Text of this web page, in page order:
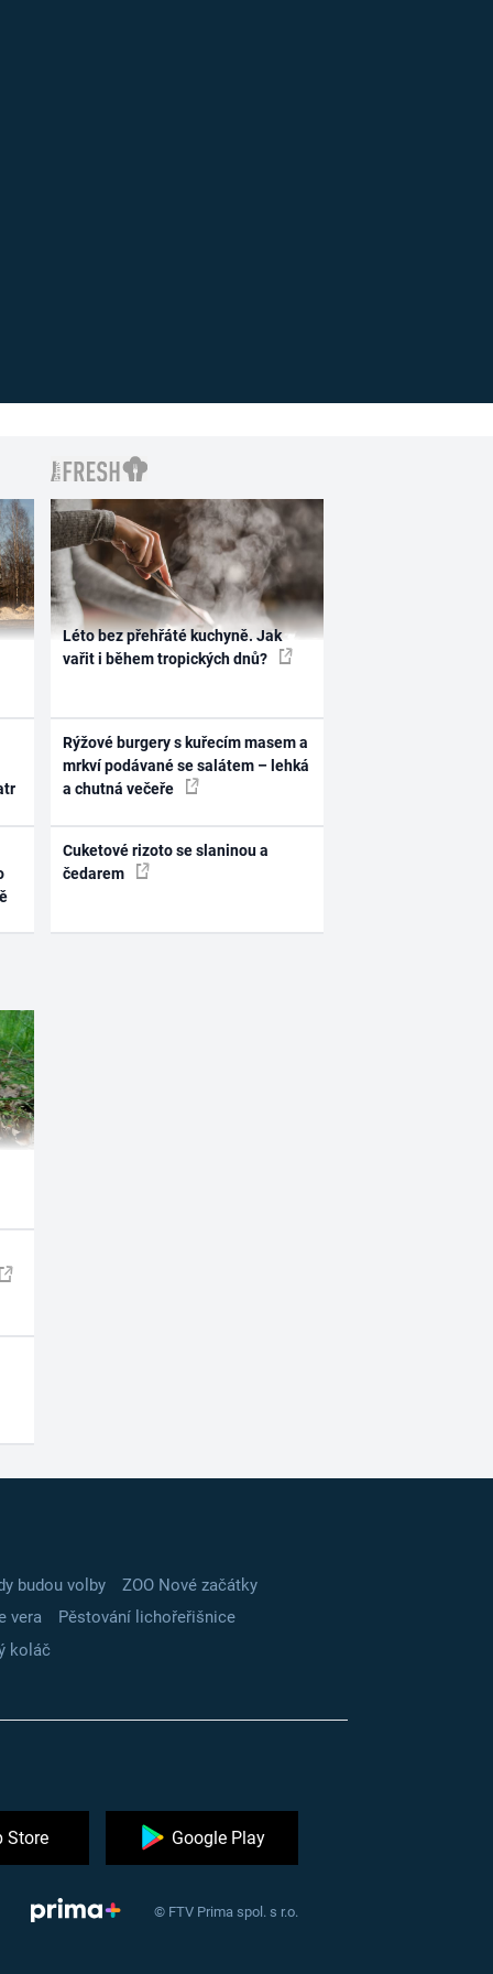
Léto bez přehřáté kuchyně. Jak
vařit i během tropických dnů?
Rýžové burgery s kuřecím masem a
mrkví podávané se salátem – lehká
a chutná večeře
Cuketové rizoto se slaninou a
čedarem
budou volby
ZOO Nové začátky
vera
Pěstování lichořeřišnice
koláč
Store Google Play
© FTV Prima spol. s r.o.